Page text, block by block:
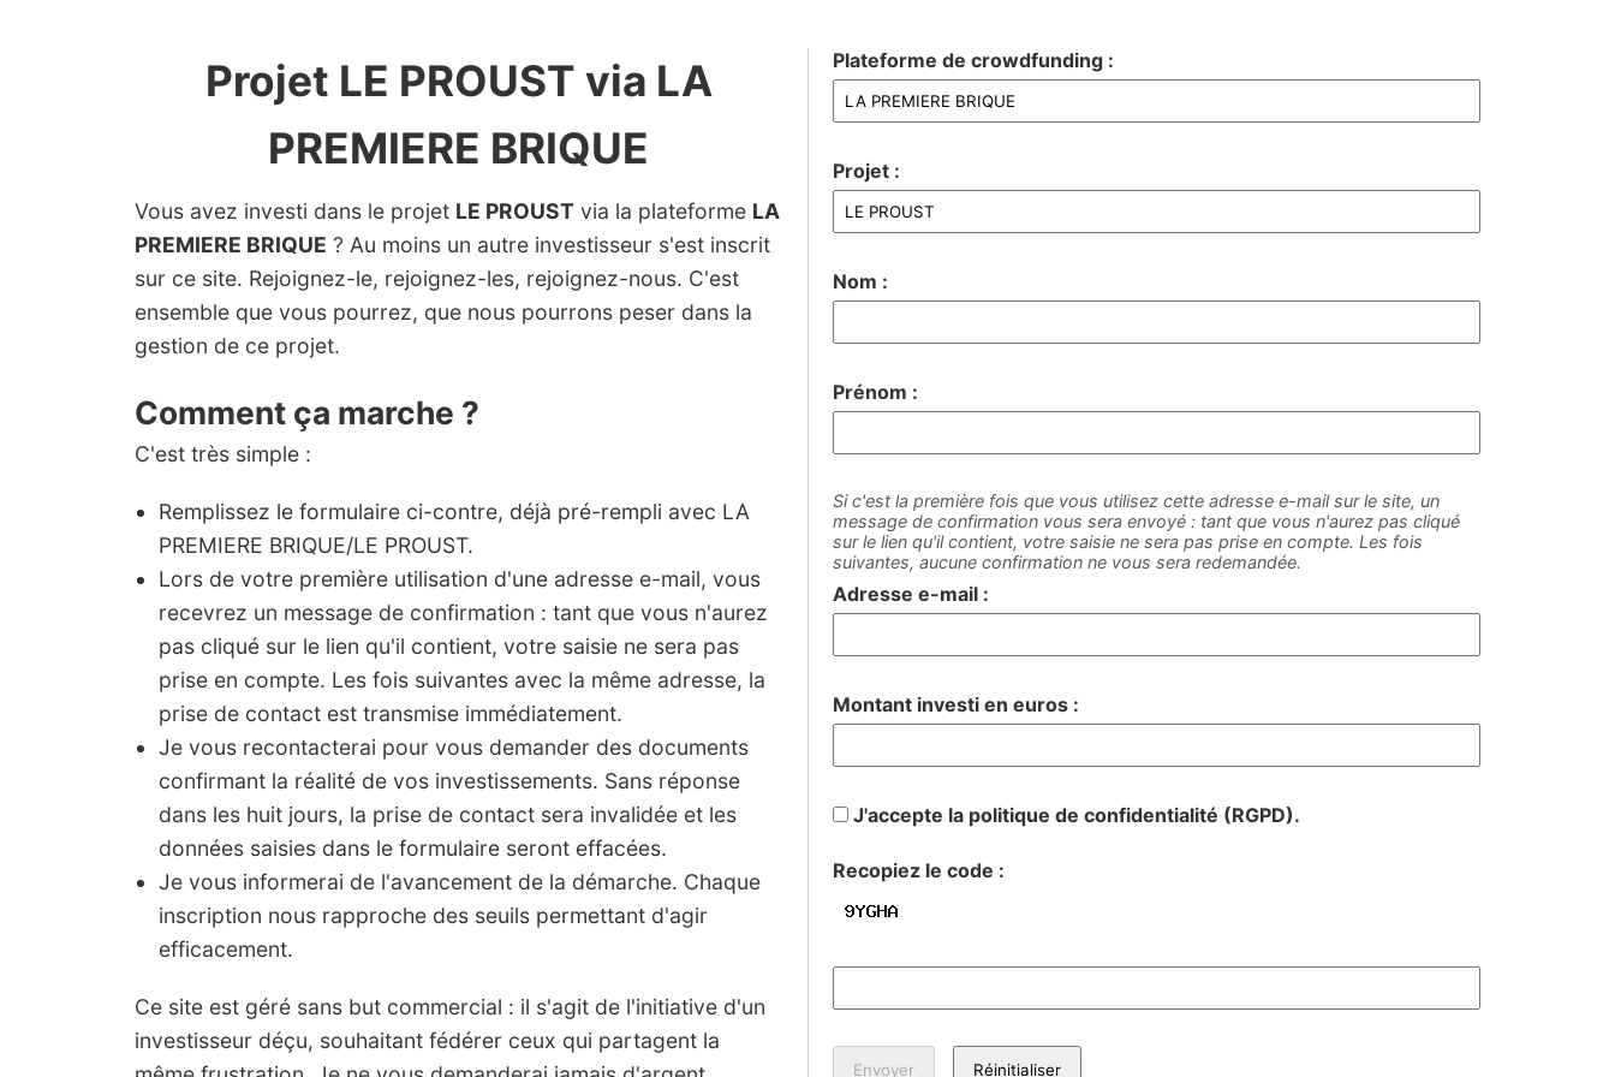
Projet LE PROUST via LA
PREMIERE BRIQUE
Vous avez investi dans le projet LE PROUST via la plateforme LA
PREMIERE BRIQUE ? Au moins un autre investisseur s'est inscrit
sur ce site. Rejoignez-le, rejoignez-les, rejoignez-nous. C'est
ensemble que vous pourrez, que nous pourrons peser dans la
gestion de ce projet.
Comment ça marche ?
C'est très simple :
Remplissez le formulaire ci-contre, déjà pré-rempli avec LA
PREMIERE BRIQUE/LE PROUST.
Lors de votre première utilisation d'une adresse e-mail, vous
recevrez un message de confirmation : tant que vous n'aurez
pas cliqué sur le lien qu'il contient, votre saisie ne sera pas
prise en compte. Les fois suivantes avec la même adresse, la
prise de contact est transmise immédiatement.
Je vous recontacterai pour vous demander des documents
confirmant la réalité de vos investissements. Sans réponse
dans les huit jours, la prise de contact sera invalidée et les
données saisies dans le formulaire seront effacées.
Je vous informerai de l'avancement de la démarche. Chaque
inscription nous rapproche des seuils permettant d'agir
efficacement.
Ce site est géré sans but commercial : il s'agit de l'initiative d'un
investisseur déçu, souhaitant fédérer ceux qui partagent la
Plateforme de crowdfunding :
Projet :
Nom :
Prénom :
Si c'est la première fois que vous utilisez cette adresse e-mail sur le site, un
message de confirmation vous sera envoyé : tant que vous n'aurez pas cliqué
sur le lien qu'il contient, votre saisie ne sera pas prise en compte. Les fois
suivantes, aucune confirmation ne vous sera redemandée.
Adresse e-mail :
Montant investi en euros :
J'accepte la politique de confidentialité (RGPD).
Recopiez le code :